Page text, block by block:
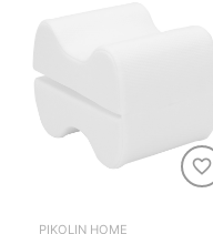
favorite_border
PIKOLIN HOME